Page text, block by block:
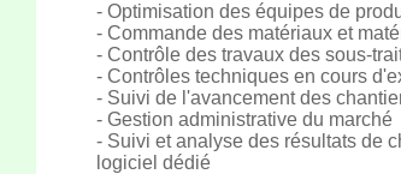
- Optimisation des équipes de
- Commande des matériaux et
- Contrôle des travaux des sous-
- Contrôles techniques en cours
- Suivi de l'avancement des
- Gestion administrative du marché
- Suivi et analyse des résultats de
logiciel dédié